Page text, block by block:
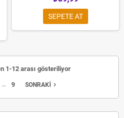
SEPETE AT
1-12 arası gösteriliyor
… 9 SONRAKI navigate_next